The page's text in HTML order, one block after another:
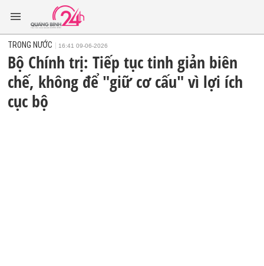
TRONG NƯỚC 16:41 09-06-2026
Bộ Chính trị: Tiếp tục tinh giản biên
chế, không để "giữ cơ cấu" vì lợi ích
cục bộ